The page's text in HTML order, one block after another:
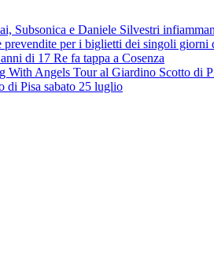
Subsonica e Daniele Silvestri
per i biglietti dei singoli giorni
di 17 Re fa tappa a Cosenza
With Angels Tour al Giardino Scotto di
di Pisa sabato 25 luglio